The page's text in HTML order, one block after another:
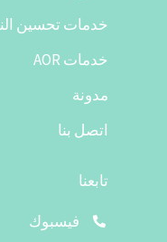
خدمات تحسين
خدمات AOR
مدونة
اتصل بنا
تابعنا
فيسبوك